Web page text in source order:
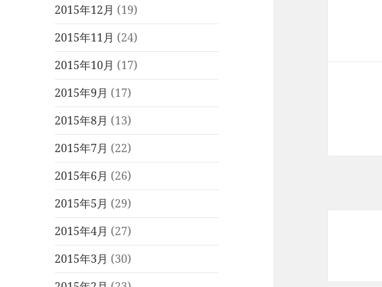
2015年12月 (19)
2015年11月 (24)
2015年10月 (17)
2015年9月 (17)
2015年8月 (13)
2015年7月 (22)
2015年6月 (26)
2015年5月 (29)
2015年4月 (27)
2015年3月 (30)